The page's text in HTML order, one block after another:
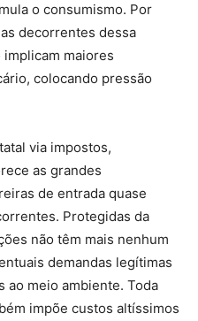
o consumismo. Por
decorrentes dessa
maiores
colocando pressão
via impostos,
as grandes
de entrada quase
Protegidas da
não têm mais nenhum
demandas legítimas
ao meio ambiente. Toda
impõe custos altíssimos